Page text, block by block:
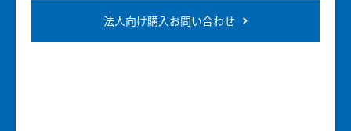
法人向け購入お問い合わせ